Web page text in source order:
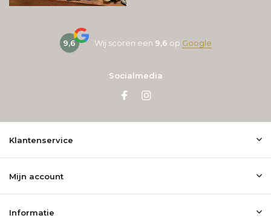
9,6 Wij scoren een 9,6 op Google
Socialmedia
Klantenservice
Mijn account
Informatie